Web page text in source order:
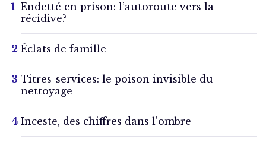
Endetté en prison: l’autoroute vers la
récidive?
Éclats de famille
Titres-services: le poison invisible du
nettoyage
Inceste, des chiffres dans l’ombre